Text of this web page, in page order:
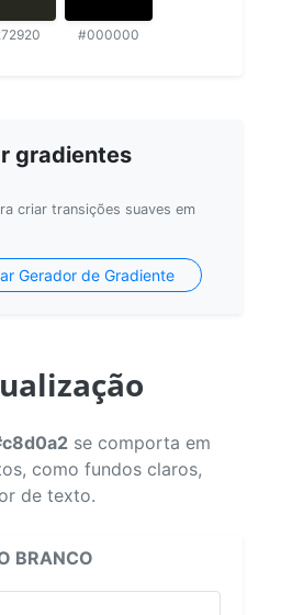
#000000
gradientes
criar transições suaves em
Gerador de Gradiente
se comporta em
como fundos claros,
de texto.
BRANCO